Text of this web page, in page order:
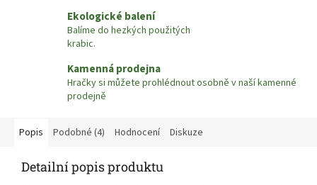
Ekologické balení
Balíme do hezkých použitých
krabic.
Kamenná prodejna
Hračky si můžete prohlédnout osobně v naší kamenné
prodejně
Popis Podobné (4) Hodnocení Diskuze
Detailní popis produktu